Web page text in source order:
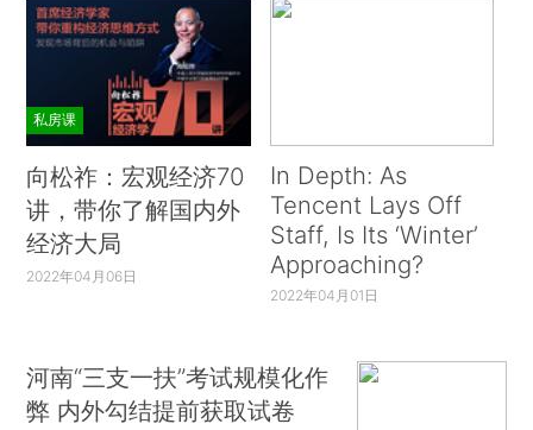
私房课
向松祚：宏观经济70
讲，带你了解国内外
经济大局
2022年04月06日
In Depth: As
Tencent Lays Off
Staff, Is Its ‘Winter’
Approaching?
2022年04月01日
河南“三支一扶”考试规模化作
弊 内外勾结提前获取试卷